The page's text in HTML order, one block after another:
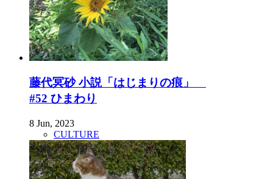
藤代冥砂 小説「はじまりの痕」
#52 ひまわり
8 Jun, 2023
CULTURE